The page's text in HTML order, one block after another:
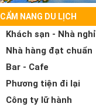
CẨM NANG DU LỊCH
Khách sạn - Nhà nghỉ
Nhà hàng đạt chuẩn
Bar - Cafe
Phương tiện đi lại
Công ty lữ hành